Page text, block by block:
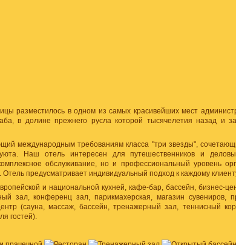
разместилось в одном из самых красивейших мест
в долине прежнего русла которой тысячелетия назад и
международным требованиям класса "три звезды",
Наш отель интересен для путешественников и
обслуживание, но и профессиональный уровень
предусматривает индивидуальный подход к каждому
и национальной кухней, кафе-бар, бассейн, бизнес-
зал, конференц зал, парикмахерская, магазин сувениров,
(сауна, массаж, бассейн, тренажерный зал, теннисный
гостей).